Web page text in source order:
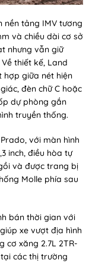
nền tảng IMV tương
và chiều dài cơ sở
nhưng vẫn giữ
thiết kế, Land
hợp giữa nét hiện
đèn chữ C hoặc
dự phòng gắn
truyền thống.
với màn hình
inch, điều hòa tự
và được trang bị
Molle phía sau
bán thời gian với
xe vượt địa hình
cơ xăng 2.7L 2TR-
các thị trường